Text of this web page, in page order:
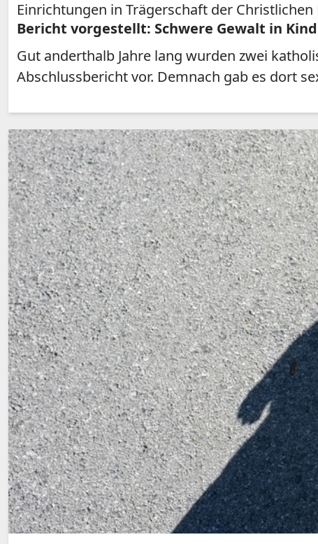
Einrichtungen in Trägerschaft der
Bericht vorgestellt: Schwere Gewalt in
Gut anderthalb Jahre lang wurden zwei
Abschlussbericht vor. Demnach gab es dort